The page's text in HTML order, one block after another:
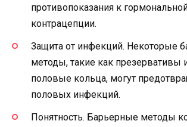
противопоказания к
контрацепции.
Защита от инфекций. Некоторые
методы, такие как презервативы
половые кольца, могут
половых инфекций.
Понятность. Барьерные методы